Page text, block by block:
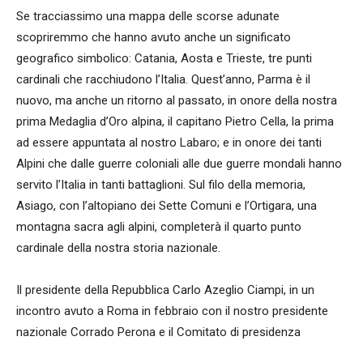
Se tracciassimo una mappa delle scorse adunate
scopriremmo che hanno avuto anche un significato
geografico simbolico: Catania, Aosta e Trieste, tre punti
cardinali che racchiudono l’Italia. Quest’anno, Parma è il
nuovo, ma anche un ritorno al passato, in o­nore della nostra
prima Medaglia d’Oro alpina, il capitano Pietro Cella, la prima
ad essere appuntata al nostro Labaro; e in o­nore dei tanti
Alpini che dalle guerre coloniali alle due guerre mondali hanno
servito l’Italia in tanti battaglioni. Sul filo della memoria,
Asiago, con l’altopiano dei Sette Comuni e l’Ortigara, una
montagna sacra agli alpini, completerà il quarto punto
cardinale della nostra storia nazionale.
Il presidente della Repubblica Carlo Azeglio Ciampi, in un
incontro avuto a Roma in febbraio con il nostro presidente
nazionale Corrado Perona e il Comitato di presidenza